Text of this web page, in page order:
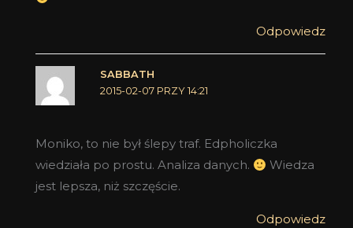
Odpowiedz
SABBATH
2015-02-07 PRZY 14:21
Moniko, to nie był ślepy traf. Edpholiczka
wiedziała po prostu. Analiza danych.
Wiedza
jest lepsza, niż szczęście.
Odpowiedz